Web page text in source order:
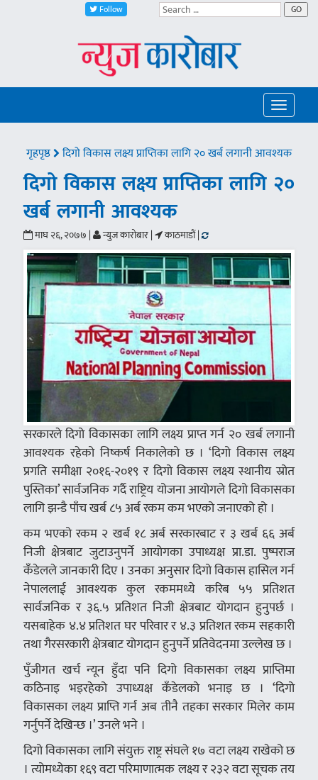
Follow GO
Toggle
गृहपृष्ठ दिगो विकास लक्ष्य प्राप्तिका लागि २० खर्ब लगानी आवश्यक
दिगो विकास लक्ष्य प्राप्तिका लागि २०
खर्ब लगानी आवश्यक
माघ २६, २०७७ | न्युज कारोबार | काठमाडौं |
सरकारले दिगो विकासका लागि लक्ष्य प्राप्त गर्न २० खर्ब लगानी
आवश्यक रहेको निष्कर्ष निकालेको छ । ‘दिगो विकास लक्ष्य
प्रगति समीक्षा २०१६-२०१९ र दिगो विकास लक्ष्य स्थानीय स्रोत
पुस्तिका’ सार्वजनिक गर्दै राष्ट्रिय योजना आयोगले दिगो विकासका
लागि झन्डै पाँच खर्ब ८५ अर्ब रकम कम भएको जनाएको हो ।
कम भएको रकम २ खर्ब १८ अर्ब सरकारबाट र ३ खर्ब ६६ अर्ब
निजी क्षेत्रबाट जुटाउनुपर्ने आयोगका उपाध्यक्ष प्रा.डा. पुष्पराज
कँडेलले जानकारी दिए । उनका अनुसार दिगो विकास हासिल गर्न
नेपाललाई आवश्यक कुल रकममध्ये करिब ५५ प्रतिशत
सार्वजनिक र ३६.५ प्रतिशत निजी क्षेत्रबाट योगदान हुनुपर्छ ।
यसबाहेक ४.४ प्रतिशत घर परिवार र ४.३ प्रतिशत रकम सहकारी
तथा गैरसरकारी क्षेत्रबाट योगदान हुनुपर्ने प्रतिवेदनमा उल्लेख छ ।
पुँजीगत खर्च न्यून हुँदा पनि दिगो विकासका लक्ष्य प्राप्तिमा
कठिनाइ भइरहेको उपाध्यक्ष कँडेलको भनाइ छ । ‘दिगो
विकासका लक्ष्य प्राप्ति गर्न अब तीनै तहका सरकार मिलेर काम
गर्नुपर्ने देखिन्छ ।’ उनले भने ।
दिगो विकासका लागि संयुक्त राष्ट्र संघले १७ वटा लक्ष्य राखेको छ
। त्योमध्येका १६९ वटा परिमाणात्मक लक्ष्य र २३२ वटा सूचक तय